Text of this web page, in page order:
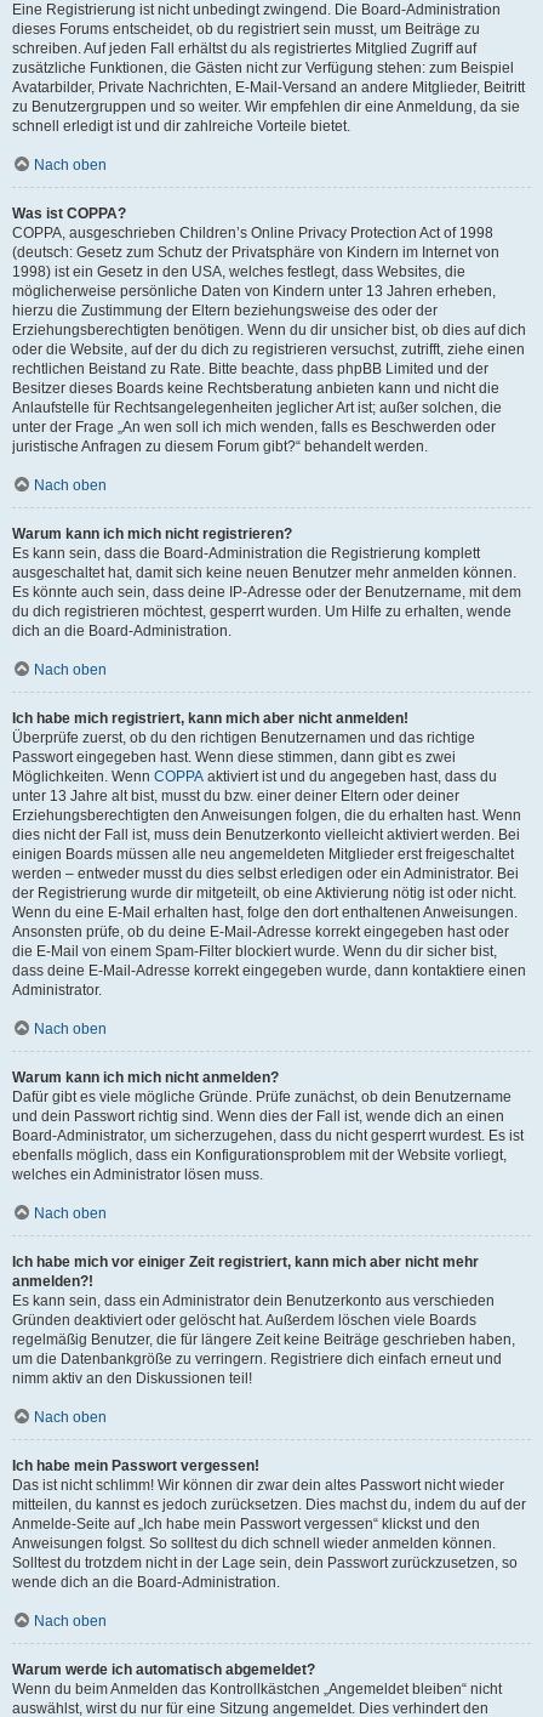
Eine Registrierung ist nicht unbedingt zwingend. Die Board-Administration
dieses Forums entscheidet, ob du registriert sein musst, um Beiträge zu
schreiben. Auf jeden Fall erhältst du als registriertes Mitglied Zugriff auf
zusätzliche Funktionen, die Gästen nicht zur Verfügung stehen: zum Beispiel
Avatarbilder, Private Nachrichten, E-Mail-Versand an andere Mitglieder, Beitritt
zu Benutzergruppen und so weiter. Wir empfehlen dir eine Anmeldung, da sie
schnell erledigt ist und dir zahlreiche Vorteile bietet.
Nach oben
Was ist COPPA?
COPPA, ausgeschrieben Children’s Online Privacy Protection Act of 1998
(deutsch: Gesetz zum Schutz der Privatsphäre von Kindern im Internet von
1998) ist ein Gesetz in den USA, welches festlegt, dass Websites, die
möglicherweise persönliche Daten von Kindern unter 13 Jahren erheben,
hierzu die Zustimmung der Eltern beziehungsweise des oder der
Erziehungsberechtigten benötigen. Wenn du dir unsicher bist, ob dies auf dich
oder die Website, auf der du dich zu registrieren versuchst, zutrifft, ziehe einen
rechtlichen Beistand zu Rate. Bitte beachte, dass phpBB Limited und der
Besitzer dieses Boards keine Rechtsberatung anbieten kann und nicht die
Anlaufstelle für Rechtsangelegenheiten jeglicher Art ist; außer solchen, die
unter der Frage „An wen soll ich mich wenden, falls es Beschwerden oder
juristische Anfragen zu diesem Forum gibt?“ behandelt werden.
Nach oben
Warum kann ich mich nicht registrieren?
Es kann sein, dass die Board-Administration die Registrierung komplett
ausgeschaltet hat, damit sich keine neuen Benutzer mehr anmelden können.
Es könnte auch sein, dass deine IP-Adresse oder der Benutzername, mit dem
du dich registrieren möchtest, gesperrt wurden. Um Hilfe zu erhalten, wende
dich an die Board-Administration.
Nach oben
Ich habe mich registriert, kann mich aber nicht anmelden!
Überprüfe zuerst, ob du den richtigen Benutzernamen und das richtige
Passwort eingegeben hast. Wenn diese stimmen, dann gibt es zwei
Möglichkeiten. Wenn COPPA aktiviert ist und du angegeben hast, dass du
unter 13 Jahre alt bist, musst du bzw. einer deiner Eltern oder deiner
Erziehungsberechtigten den Anweisungen folgen, die du erhalten hast. Wenn
dies nicht der Fall ist, muss dein Benutzerkonto vielleicht aktiviert werden. Bei
einigen Boards müssen alle neu angemeldeten Mitglieder erst freigeschaltet
werden – entweder musst du dies selbst erledigen oder ein Administrator. Bei
der Registrierung wurde dir mitgeteilt, ob eine Aktivierung nötig ist oder nicht.
Wenn du eine E-Mail erhalten hast, folge den dort enthaltenen Anweisungen.
Ansonsten prüfe, ob du deine E-Mail-Adresse korrekt eingegeben hast oder
die E-Mail von einem Spam-Filter blockiert wurde. Wenn du dir sicher bist,
dass deine E-Mail-Adresse korrekt eingegeben wurde, dann kontaktiere einen
Administrator.
Nach oben
Warum kann ich mich nicht anmelden?
Dafür gibt es viele mögliche Gründe. Prüfe zunächst, ob dein Benutzername
und dein Passwort richtig sind. Wenn dies der Fall ist, wende dich an einen
Board-Administrator, um sicherzugehen, dass du nicht gesperrt wurdest. Es ist
ebenfalls möglich, dass ein Konfigurationsproblem mit der Website vorliegt,
welches ein Administrator lösen muss.
Nach oben
Ich habe mich vor einiger Zeit registriert, kann mich aber nicht mehr
anmelden?!
Es kann sein, dass ein Administrator dein Benutzerkonto aus verschieden
Gründen deaktiviert oder gelöscht hat. Außerdem löschen viele Boards
regelmäßig Benutzer, die für längere Zeit keine Beiträge geschrieben haben,
um die Datenbankgröße zu verringern. Registriere dich einfach erneut und
nimm aktiv an den Diskussionen teil!
Nach oben
Ich habe mein Passwort vergessen!
Das ist nicht schlimm! Wir können dir zwar dein altes Passwort nicht wieder
mitteilen, du kannst es jedoch zurücksetzen. Dies machst du, indem du auf der
Anmelde-Seite auf „Ich habe mein Passwort vergessen“ klickst und den
Anweisungen folgst. So solltest du dich schnell wieder anmelden können.
Solltest du trotzdem nicht in der Lage sein, dein Passwort zurückzusetzen, so
wende dich an die Board-Administration.
Nach oben
Warum werde ich automatisch abgemeldet?
Wenn du beim Anmelden das Kontrollkästchen „Angemeldet bleiben“ nicht
auswählst, wirst du nur für eine Sitzung angemeldet. Dies verhindert den